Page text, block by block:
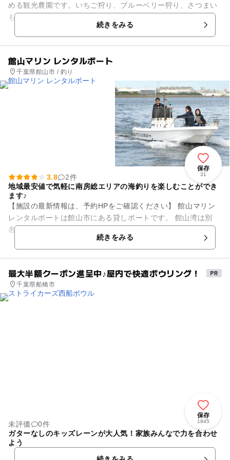
める観光農園です。いちご狩り、ブルーベリー狩り、さつまい
も掘りなどの収穫体験をはじめ、水車が目印のフラワーパーク
続きをみる
館山マリン レンタルボート
千葉県館山市 / 釣り
保存
31
3.8
2件
地域最安値で気軽に南房総エリアの海釣りを楽しむことができ
ます♪
【施設の最新情報は、予約HPをご確認ください】 館山マリン
レンタルボートは館山市にある貸しボートです。 館山湾は別
名、鏡ヶ浦(かがみがうら)と呼ばれ日本百景に選定されていま
続きをみる
最大半額クーポン進呈中♪屋内で快適ボウリング！
千葉県船橋市
保存
1845
未評価
0件
ガターなしのキッズレーンが大人気！家族みんなで力を合わせ
よう